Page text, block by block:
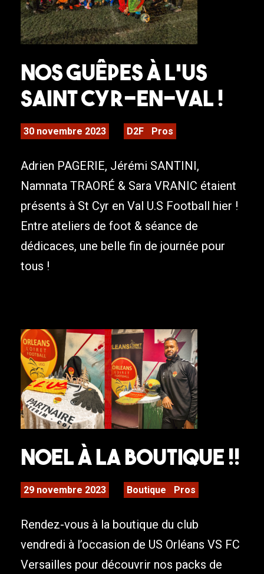
Nos Guêpes à l’US
Saint Cyr-en-Val !
30 novembre 2023 D2F Pros
Adrien PAGERIE, Jérémi SANTINI,
Namnata TRAORÉ & Sara VRANIC étaient
présents à St Cyr en Val U.S Football hier !
Entre ateliers de foot & séance de
dédicaces, une belle fin de journée pour
tous !
NOEL À LA BOUTIQUE !!
29 novembre 2023 Boutique Pros
Rendez-vous à la boutique du club
vendredi à l’occasion de US Orléans VS FC
Versailles pour découvrir nos packs de